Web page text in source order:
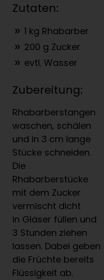
Zutaten:
1 kg Rhabarber
200 g Zucker
evtl. Wasser
Zubereitung:
Rhabarberstangen
waschen, schälen
und in 3 cm lange
Stücke schneiden.
Die
Rhabarberstücke
mit dem Zucker
vermischt dicht
in Gläser füllen und
3 Stunden ziehen
lassen. Dabei geben
die Früchte bereits
Flüssigkeit ab.